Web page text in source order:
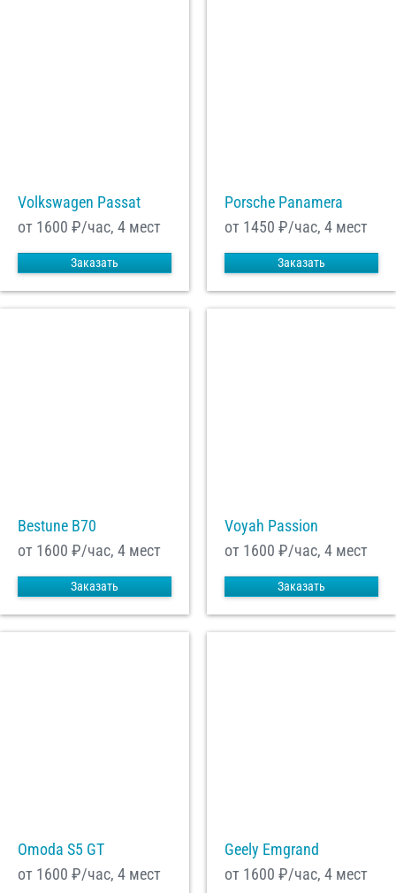
Volkswagen Passat
от 1600 ₽/час, 4 мест
Заказать
Porsche Panamera
от 1450 ₽/час, 4 мест
Заказать
Bestune B70
от 1600 ₽/час, 4 мест
Заказать
Voyah Passion
от 1600 ₽/час, 4 мест
Заказать
Omoda S5 GT
от 1600 ₽/час, 4 мест
Geely Emgrand
от 1600 ₽/час, 4 мест